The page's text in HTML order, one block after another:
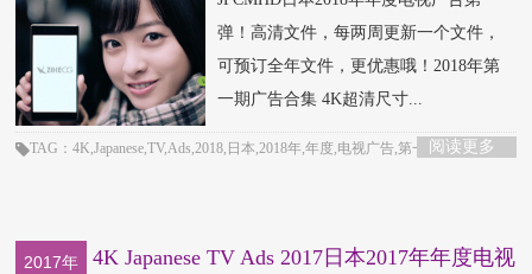
弹！高清文件，每两周更新一个文件，
可预订全年文件，更优惠哦！2018年第
一期广告合集 4K超清尺寸...
阅读更多
TAG：4K,Japanese,TV,Ads,2018,日本,2018年,年度,电视广告,第一弹
2017年
4K Japanese TV Ads 2017日本2017年年度电视